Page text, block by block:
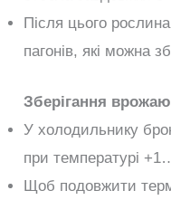
Після цього
пагонів, які можна
Зберігання врожаю
У холодильнику
при температурі
Щоб подовжити